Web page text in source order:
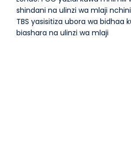
shindani na ulinzi wa mlaji nchini
TBS yasisitiza ubora wa bidhaa
biashara na ulinzi wa mlaji